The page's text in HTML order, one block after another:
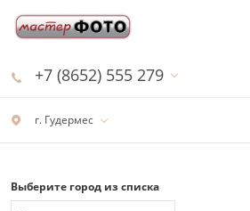
г. Гудермес
+7 (8652) 555 279
Выберите город из списка